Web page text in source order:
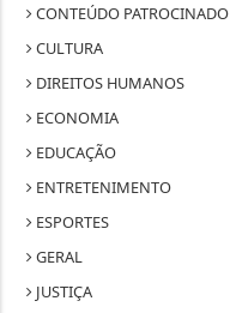
CONTEÚDO PATROCINADO
CULTURA
DIREITOS HUMANOS
ECONOMIA
EDUCAÇÃO
ENTRETENIMENTO
ESPORTES
GERAL
JUSTIÇA